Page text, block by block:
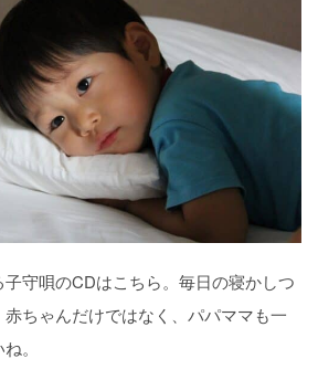
守唄のCDはこちら。毎日の寝かしつ
ちゃんだけではなく、パパママも一
。